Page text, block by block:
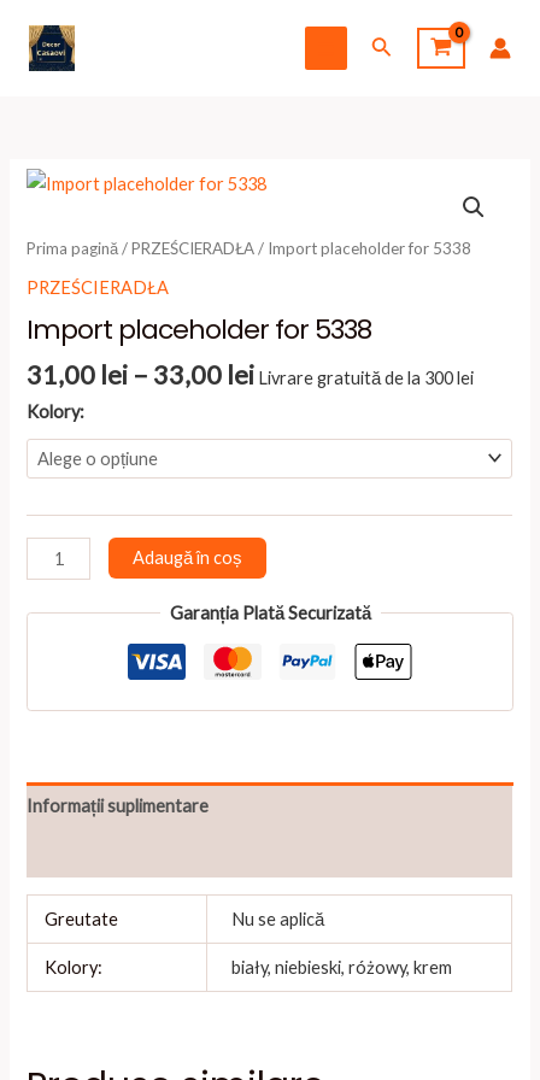
content
Main
Search
Prima pagină/PRZEŚCIERADŁA/ Import placeholder for 5338
PRZEŚCIERADŁA
Import placeholder for 5338
31,00 lei – 33,00 leiInterval
prețuri:
la
33,00 lei
Livrare gratuită de la 300 lei
Kolory:
Cantitate
Import
placeholder
Adaugă în coș
Garanția Plată Securizată
Informații suplimentare
Greutate Nu se aplică
Kolory: biały, niebieski, różowy, krem